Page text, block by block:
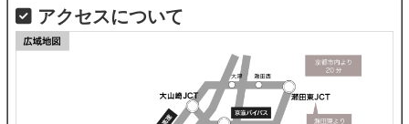
アクセスについて